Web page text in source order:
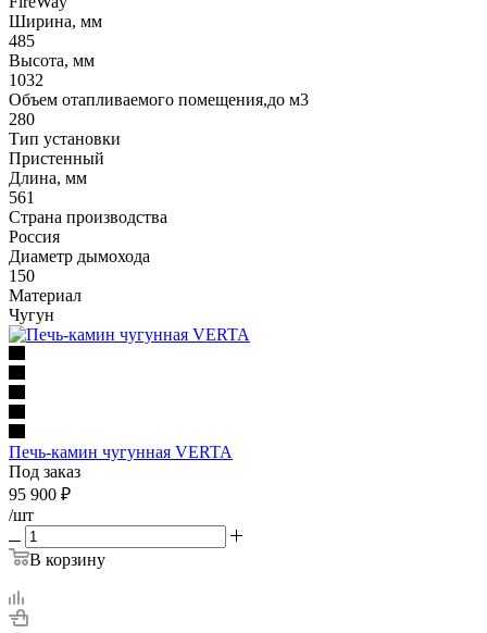
Ширина, мм
485
Высота, мм
1032
Объем отапливаемого помещения,до м3
280
Тип установки
Пристенный
Длина, мм
561
Страна производства
Россия
Диаметр дымохода
150
Материал
Чугун
Печь-камин чугунная VERTA
Под заказ
95 900 ₽
/шт
В корзину